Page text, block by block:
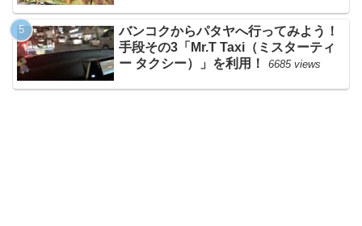
バンコクからパタヤへ行ってみよう！
手段その3「Mr.T Taxi（ミスターティ
ー タクシー）」を利用！
6685 views